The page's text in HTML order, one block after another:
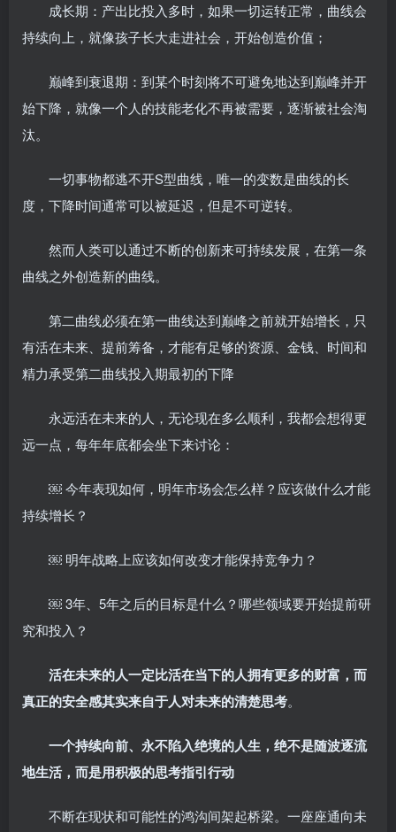
成长期：产出比投入多时，如果一切运转正常，曲线会
持续向上，就像孩子长大走进社会，开始创造价值；
巅峰到衰退期：到某个时刻将不可避免地达到巅峰并开
始下降，就像一个人的技能老化不再被需要，逐渐被社会淘
汰。
一切事物都逃不开S型曲线，唯一的变数是曲线的长
度，下降时间通常可以被延迟，但是不可逆转。
然而人类可以通过不断的创新来可持续发展，在第一条
曲线之外创造新的曲线。
第二曲线必须在第一曲线达到巅峰之前就开始增长，只
有活在未来、提前筹备，才能有足够的资源、金钱、时间和
精力承受第二曲线投入期最初的下降
永远活在未来的人，无论现在多么顺利，我都会想得更
远一点，每年年底都会坐下来讨论：
￼ 今年表现如何，明年市场会怎么样？应该做什么才能
持续增长？
￼ 明年战略上应该如何改变才能保持竞争力？
￼ 3年、5年之后的目标是什么？哪些领域要开始提前研
究和投入？
活在未来的人一定比活在当下的人拥有更多的财富，而
真正的安全感其实来自于人对未来的清楚思考。
一个持续向前、永不陷入绝境的人生，绝不是随波逐流
地生活，而是用积极的思考指引行动
不断在现状和可能性的鸿沟间架起桥梁。一座座通向未